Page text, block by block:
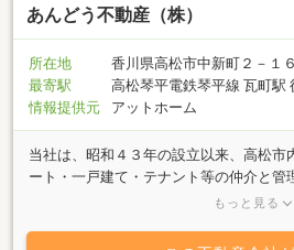
あんどう不動産（株）
所在地
香川県高松市中新町２－１６
最寄駅
高松琴平電鉄琴平線 瓦町駅
情報提供元
アットホーム
当社は、昭和４３年の設立以来、高松市
ート・一戸建て・テナント等の仲介と管
ております。ワンルームマンションから
当社スタッフが親切・丁寧・スピーディ
もっと見る